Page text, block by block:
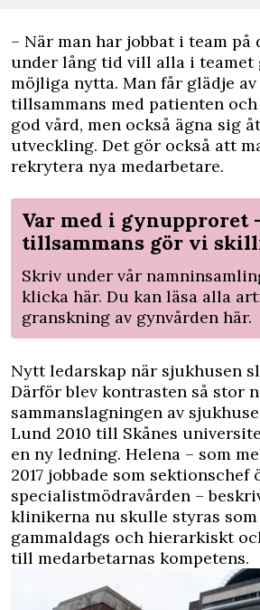
– När man har jobbat i team på
under lång tid vill alla i teamet
möjliga nytta. Man får glädje
tillsammans med patienten
god vård, men också ägna sig
utveckling. Det gör också att
rekrytera nya medarbetare.
Var med i gynupproret
tillsammans gör vi
Skriv under vår
klicka här. Du kan läsa alla
granskning av gynvården här.
Nytt ledarskap när sjukhusen
Därför blev kontrasten så stor
sammanslagningen av
Lund 2010 till Skånes
en ny ledning. Helena – som
2017 jobbade som sektionschef
specialistmödravården –
klinikerna nu skulle styras som
gammaldags och hierarkiskt
till medarbetarnas kompetens.